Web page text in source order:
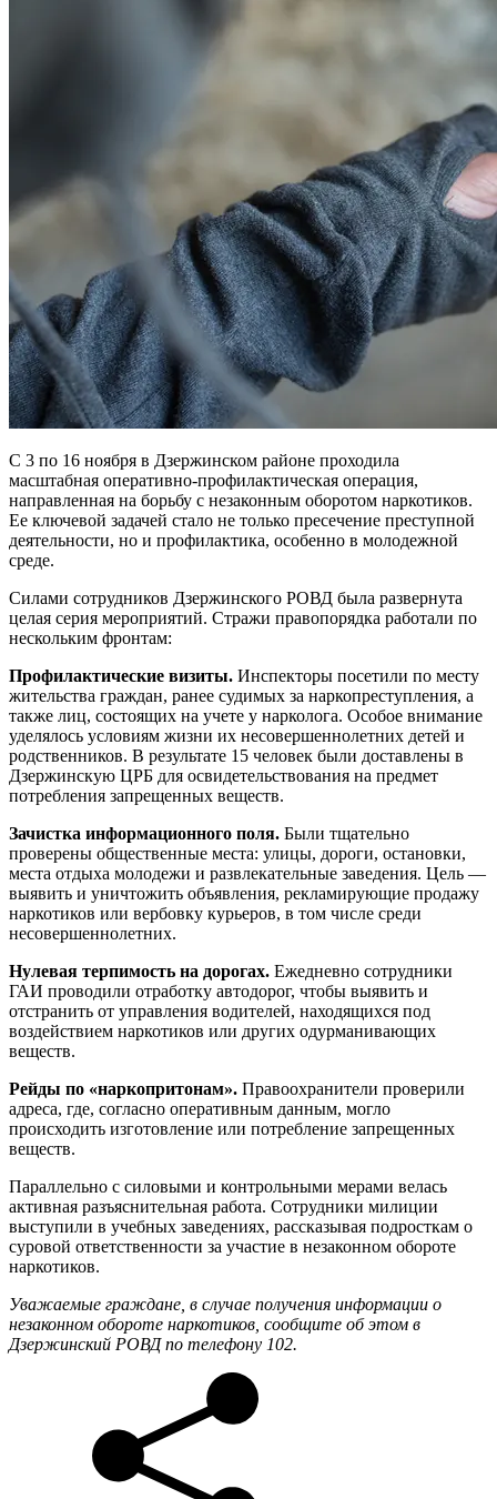
С 3 по 16 ноября в Дзержинском районе проходила
масштабная оперативно-профилактическая операция,
направленная на борьбу с незаконным оборотом наркотиков.
Ее ключевой задачей стало не только пресечение преступной
деятельности, но и профилактика, особенно в молодежной
среде.
Силами сотрудников Дзержинского РОВД была развернута
целая серия мероприятий. Стражи правопорядка работали по
нескольким фронтам:
Профилактические визиты. Инспекторы посетили по месту
жительства граждан, ранее судимых за наркопреступления, а
также лиц, состоящих на учете у нарколога. Особое внимание
уделялось условиям жизни их несовершеннолетних детей и
родственников. В результате 15 человек были доставлены в
Дзержинскую ЦРБ для освидетельствования на предмет
потребления запрещенных веществ.
Зачистка информационного поля. Были тщательно
проверены общественные места: улицы, дороги, остановки,
места отдыха молодежи и развлекательные заведения. Цель —
выявить и уничтожить объявления, рекламирующие продажу
наркотиков или вербовку курьеров, в том числе среди
несовершеннолетних.
Нулевая терпимость на дорогах. Ежедневно сотрудники
ГАИ проводили отработку автодорог, чтобы выявить и
отстранить от управления водителей, находящихся под
воздействием наркотиков или других одурманивающих
веществ.
Рейды по «наркопритонам». Правоохранители проверили
адреса, где, согласно оперативным данным, могло
происходить изготовление или потребление запрещенных
веществ.
Параллельно с силовыми и контрольными мерами велась
активная разъяснительная работа. Сотрудники милиции
выступили в учебных заведениях, рассказывая подросткам о
суровой ответственности за участие в незаконном обороте
наркотиков.
Уважаемые граждане, в случае получения информации о
незаконном обороте наркотиков, сообщите об этом в
Дзержинский РОВД по телефону 102.